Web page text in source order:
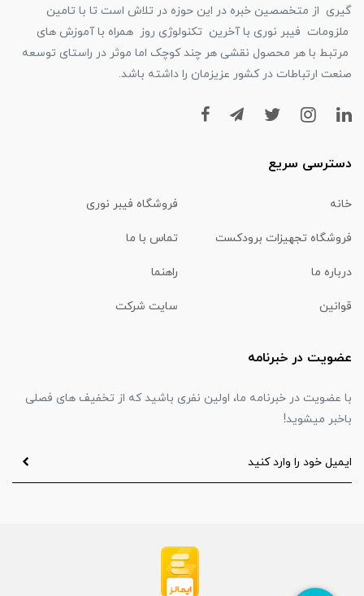
گیری از متخصصین خبره در این حوزه در تلاش است تا با تامین
ملزومات فیبر نوری با آخرین تکنولوژی روز همراه با آموزش های
مرتبط با هر محصول نقشی هر چند کوچک اما موثر در راستای توسعه
صنعت ارتباطات در کشور عزیزمان را داشته باشد.
دسترسی سریع
خانه فروشگاه فیبر نوری
فروشگاه تجهیزات برودکست تماس با ما
درباره ما راهنما
قوانین سایت شرکت
عضویت در خبرنامه
با عضویت در خبرنامه ما، اولین نفری باشید که از تخفیف های فصلی
باخبر میشوید!